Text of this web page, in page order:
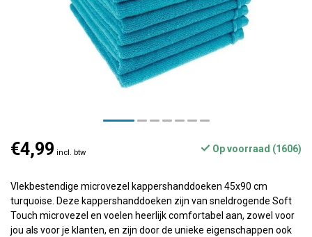
€4,99 incl. btw Op voorraad (1606)
Vlekbestendige microvezel kappershanddoeken 45x90 cm
turquoise. Deze kappershanddoeken zijn van sneldrogende Soft
Touch microvezel en voelen heerlijk comfortabel aan, zowel voor
jou als voor je klanten, en zijn door de unieke eigenschappen ook